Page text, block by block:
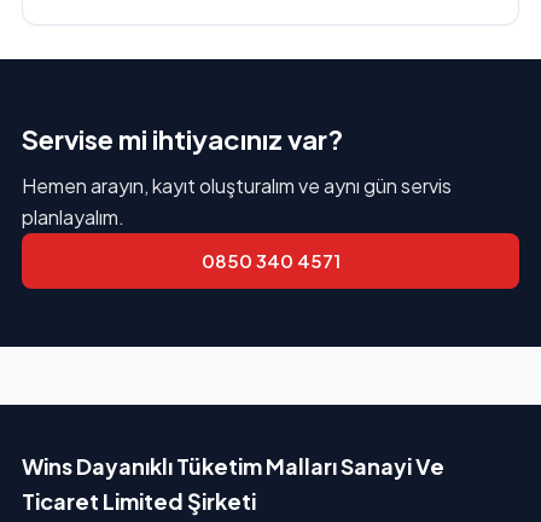
Servise mi ihtiyacınız var?
Hemen arayın, kayıt oluşturalım ve aynı gün servis
planlayalım.
0850 340 4571
Wins Dayanıklı Tüketim Malları Sanayi Ve
Ticaret Limited Şirketi